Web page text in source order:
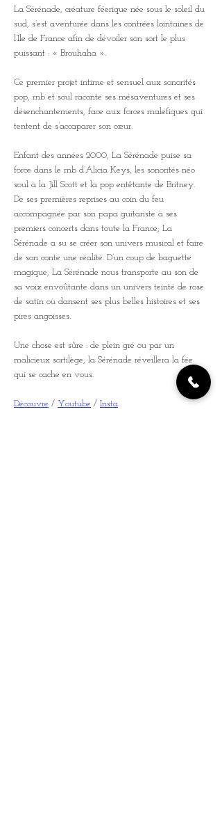
La Sérénade, créature féerique née sous le soleil du
sud, s’est aventurée dans les contrées lointaines de
l’Ile de France afin de dévoiler son sort le plus
puissant : « Brouhaha ».
Ce premier projet intime et sensuel aux sonorités
pop, rnb et soul raconte ses mésaventures et ses
désenchantements, face aux forces maléfiques qui
tentent de s’accaparer son cœur.
Enfant des années 2000, La Sérénade puise sa
force dans le rnb d’Alicia Keys, les sonorités néo
soul à la Jill Scott et la pop entêtante de Britney.
De ses premières reprises au coin du feu
accompagnée par son papa guitariste à ses
premiers concerts dans toute la France, La
Sérénade a su se créer son univers musical et faire
de son conte une réalité. D’un coup de baguette
magique, La Sérénade nous transporte au son de
sa voix envoûtante dans un univers teinté de rose
de satin où dansent ses plus belles histoires et ses
pires angoisses.
Une chose est sûre : de plein gré ou par un
malicieux sortilège, la Sérénade réveillera la fée
qui se cache en vous.
Découvre / Youtube / Insta